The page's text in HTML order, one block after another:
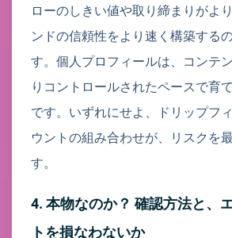
ローのしきい値や取り締まりがよ
ンドの信頼性をより速く構築する
す。個人プロフィールは、コンテ
りコントロールされたペースで育
です。いずれにせよ、ドリップフ
ウントの組み合わせが、リスクを
す。
4. 本物なのか？ 確認方法と、
トを損なわないか